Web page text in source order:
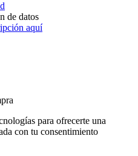
de datos
aquí
para ofrecerte una
con tu consentimiento